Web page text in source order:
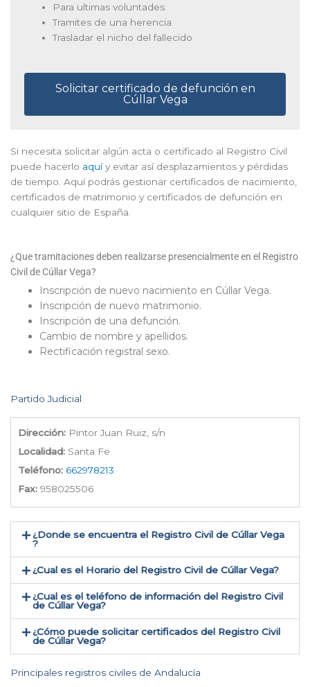
Para ultimas voluntades
Tramites de una herencia
Trasladar el nicho del fallecido
Solicitar certificado de defunción en
Cúllar Vega
Si necesita solicitar algún acta o certificado al Registro Civil
puede hacerlo aquíy evitar así desplazamientos y pérdidas
de tiempo. Aquí podrás gestionar certificados de nacimiento,
certificados de matrimonio y certificados de defunción en
cualquier sitio de España.
¿Que tramitaciones deben realizarse presencialmente en el Registro
Civil de Cúllar Vega?
Inscripción de nuevo nacimiento en Cúllar Vega.
Inscripción de nuevo matrimonio.
Inscripción de una defunción.
Cambio de nombre y apellidos.
Rectificación registral sexo.
Partido Judicial
Dirección: Pintor Juan Ruiz, s/n
Localidad: Santa Fe
Teléfono: 662978213
Fax: 958025506
¿Donde se encuentra el Registro Civil de Cúllar Vega​
?
¿Cual es el Horario del Registro Civil de Cúllar Vega?
¿Cual es el teléfono de información del Registro Civil
de Cúllar Vega​?
¿Cómo puede solicitar certificados del Registro Civil
de Cúllar Vega​?
Principales registros civiles de Andalucía